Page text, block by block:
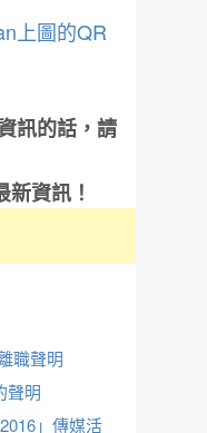
上圖的QR
訊的話，請
資訊！
職聲明
聲明
」傳媒活